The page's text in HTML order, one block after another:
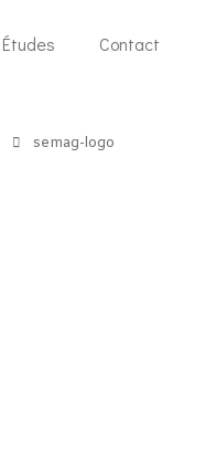
Études Contact
semag-logo